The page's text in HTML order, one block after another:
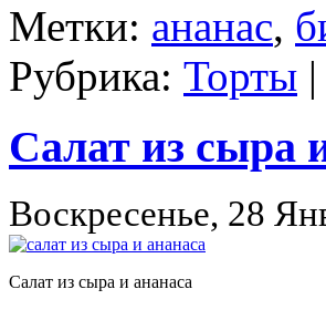
Метки: ананас,
Рубрика: Торты |
Салат из сыра
Воскресенье, 28
Салат из сыра и ананаса